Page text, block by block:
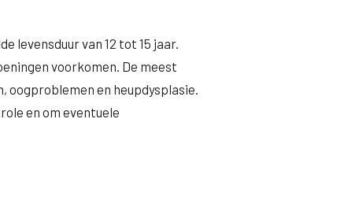
levensduur van 12 tot 15 jaar.
voorkomen. De meest
oogproblemen en heupdysplasie.
en om eventuele